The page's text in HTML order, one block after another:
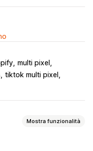
multi pixel
tiktok multi pixel
Mostra funzionalità